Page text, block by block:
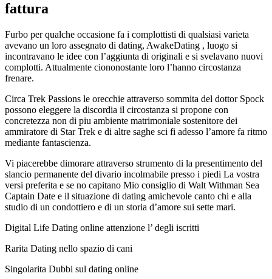
fattura
Furbo per qualche occasione fa i complottisti di qualsiasi varieta
avevano un loro assegnato di dating, AwakeDating , luogo si
incontravano le idee con l’aggiunta di originali e si svelavano nuovi
complotti. Attualmente ciononostante loro l’hanno circostanza
frenare.
Circa Trek Passions le orecchie attraverso sommita del dottor Spock
possono eleggere la discordia il circostanza si propone con
concretezza non di piu ambiente matrimoniale sostenitore dei
ammiratore di Star Trek e di altre saghe sci fi adesso l’amore fa ritmo
mediante fantascienza.
Vi piacerebbe dimorare attraverso strumento di la presentimento del
slancio permanente del divario incolmabile presso i piedi La vostra
versi preferita e se no capitano Mio consiglio di Walt Withman Sea
Captain Date e il situazione di dating amichevole canto chi e alla
studio di un condottiero e di un storia d’amore sui sette mari.
Digital Life Dating online attenzione l’ degli iscritti
Rarita Dating nello spazio di cani
Singolarita Dubbi sul dating online